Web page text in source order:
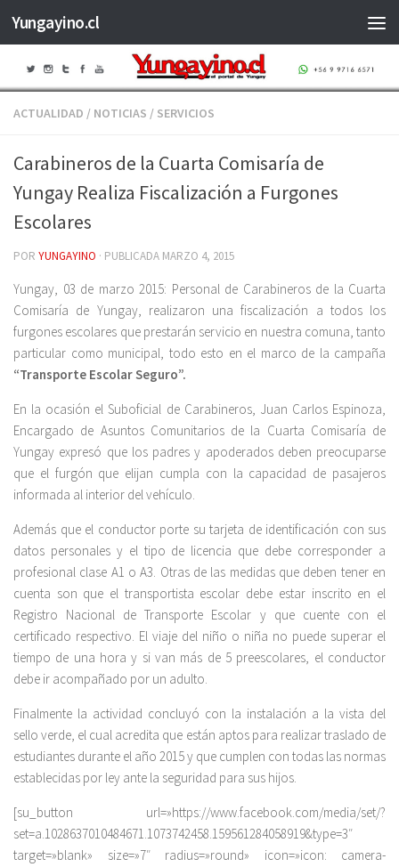
Saltar al contenido
Yungayino.cl
ACTUALIDAD / NOTICIAS / SERVICIOS
Carabineros de la Cuarta Comisaría de
Yungay Realiza Fiscalización a Furgones
Escolares
POR YUNGAYINO · PUBLICADA MARZO 4, 2015
Yungay, 03 de marzo 2015: Personal de Carabineros de la Cuarta
Comisaría de Yungay, realizaron una fiscalización a todos los
furgones escolares que prestarán servicio en nuestra comuna, tanto
particular como municipal, todo esto en el marco de la campaña
“Transporte Escolar Seguro”.
En la ocasión el Suboficial de Carabineros, Juan Carlos Espinoza,
Encargado de Asuntos Comunitarios de la Cuarta Comisaría de
Yungay expresó que los padres y apoderados deben preocuparse
que el furgón que elijan cumpla con la capacidad de pasajeros
informada al interior del vehículo.
Además que el conductor porte su tarjeta de identificación con sus
datos personales y el tipo de licencia que debe corresponder a
profesional clase A1 o A3. Otras de las medidas que deben tener en
cuenta son que el transportista escolar debe estar inscrito en el
Registro Nacional de Transporte Escolar y que cuente con el
certificado respectivo. El viaje del niño o niña no puede superar el
tiempo de una hora y si van más de 5 preescolares, el conductor
debe ir acompañado por un adulto.
Finalmente la actividad concluyó con la instalación a la vista del
sello verde, el cual acredita que están aptos para realizar traslado de
estudiantes durante el año 2015 y que cumplen con todas las normas
establecidas por ley ante la seguridad para sus hijos.
[su_button url=»https://www.facebook.com/media/set/?
set=a.1028637010484671.1073742458.159561284058919&type=3″
target=»blank» size=»7″ radius=»round» icon=»icon: camera-